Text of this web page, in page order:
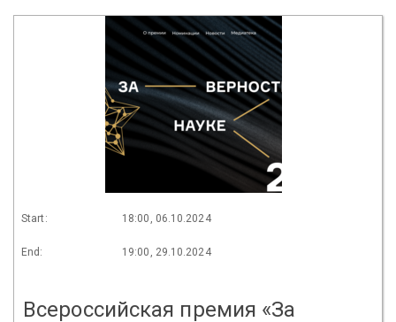
Start: 18:00, 06.10.2024
End: 19:00, 29.10.2024
Всероссийская премия «За